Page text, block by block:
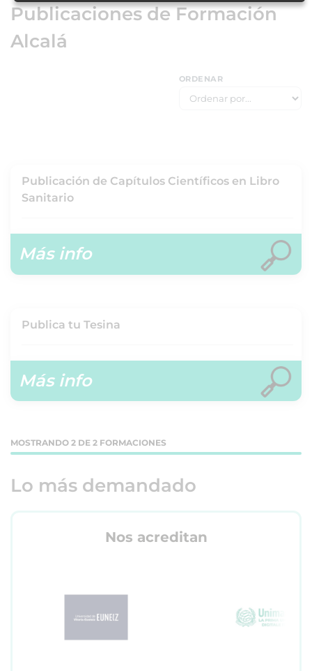
Publicaciones de Formación
Alcalá
ORDENAR
Publicación de Capítulos Científicos en Libro
Sanitario
Más info
Publica tu Tesina
Más info
MOSTRANDO 2 DE 2 FORMACIONES
Lo más demandado
Nos acreditan